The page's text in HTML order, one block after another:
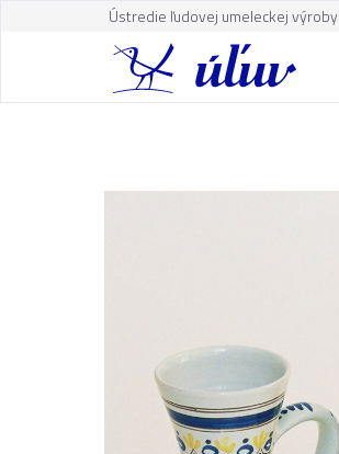
Ústredie ľudovej umeleckej výroby